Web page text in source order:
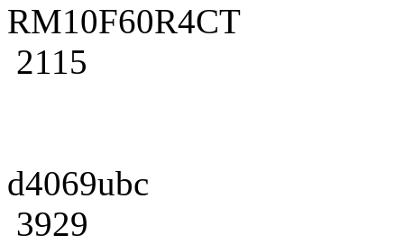
RM10F60R4CT
2115
d4069ubc
3929